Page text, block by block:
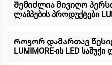
Შემიძლია მივიღო
ლამპების პროდუქტები
Როგორ დამართავ
LUMIMORE-ის LED